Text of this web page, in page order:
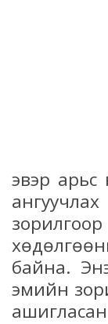
эвэр арьс
байна.
эмийн